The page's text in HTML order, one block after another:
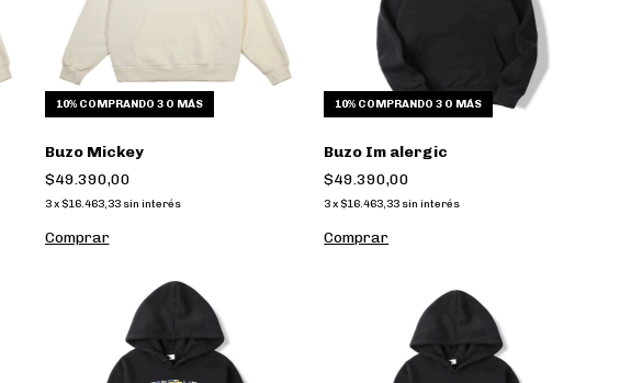
10% COMPRANDO 3 O MÁS
Buzo Mickey
$49.390,00
3 x $16.463,33 sin interés
Comprar
10% COMPRANDO 3 O MÁS
Buzo Im alergic
$49.390,00
3x $16.463,33 sin interés
Comprar